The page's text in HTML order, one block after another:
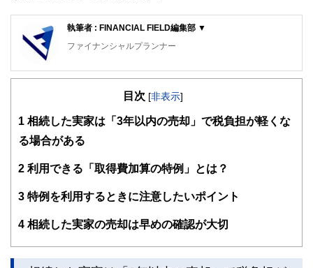
執筆者 : FINANCIAL FIELD編集部 ▼
ファイナンシャルプランナー
FinancialField編集部は、金融、経済に関する記事を、日々
知識がない方でも理解できるようわかりやすく発信していま
得者を中心に「お金や暮らし」に関する書籍・雑誌の編集経
関わることで、読者目線のコンテンツを追求しています。
FinancialFieldの特徴は、ファイナンシャルプランナー、弁
護士、税理士、宅地建物取引士、相続診断士、住宅ローンア
ドバイザー、DCプランナー、公認会計士、社会保険労務
士、行政書士、投資アナリスト、キャリアコンサルタントな
目次 [非表示]
1 相続した実家は「3年以内の売却」で税負担が軽くな
る場合がある
2 利用できる「取得費加算の特例」とは？
3 特例を利用するときに注意したいポイント
4 相続した実家の売却は早めの確認が大切